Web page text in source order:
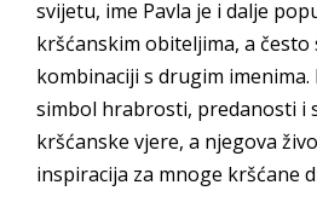
svijetu, ime Pavla je i dalje
kršćanskim obiteljima, a često
kombinaciji s drugim imenima.
simbol hrabrosti, predanosti i
kršćanske vjere, a njegova
inspiracija za mnoge kršćane